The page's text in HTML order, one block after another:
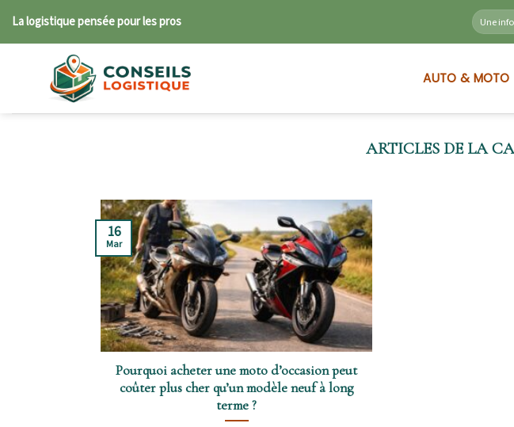
La logistique pensée pour les pros
AUTO & MOTO
Pourquoi acheter une moto d’occasion peut
coûter plus cher qu’un modèle neuf à long
terme ?
16
Mar